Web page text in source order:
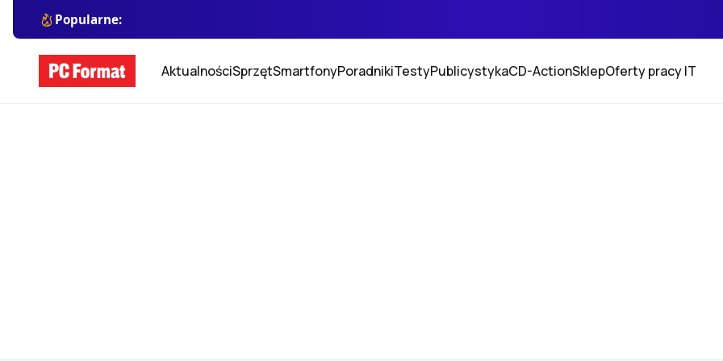
Popularne:
AktualnościSprzętSmartfonyPoradnikiTestyPublicystykaCD-ActionSklepOferty pracy IT